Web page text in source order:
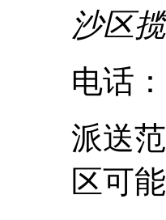
沙区
电话
派送
区可